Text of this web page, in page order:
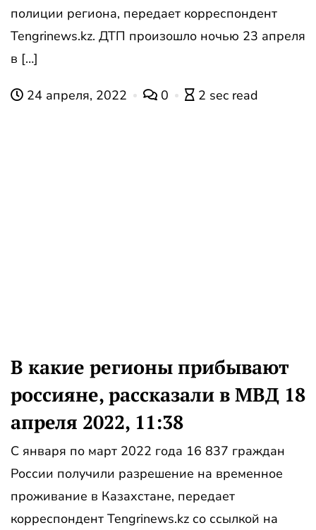
полиции региона, передает корреспондент
Tengrinews.kz. ДТП произошло ночью 23 апреля
в […]
24 апреля, 2022 0 2 sec read
В какие регионы прибывают
россияне, рассказали в МВД 18
апреля 2022, 11:38
С января по март 2022 года 16 837 граждан
России получили разрешение на временное
проживание в Казахстане, передает
корреспондент Tengrinews.kz со ссылкой на